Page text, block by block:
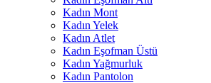
Kadın Mont
Kadın Yelek
Kadın Atlet
Kadın Eşofman Üstü
Kadın Yağmurluk
Kadın Pantolon